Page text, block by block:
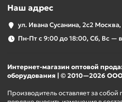
Наш адрес
ул. Ивана Сусанина, 2с2
Пн-Пт с 9:00 до 18:00, Сб, Вс —
Интернет-магазин оптовой
оборудования | © 2010—2026
Производитель оставляет за